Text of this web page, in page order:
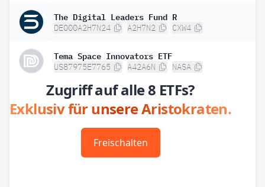
The Digital Leaders Fund R
DE000A2H7N24 A2H7N2 CXW4
Tema Space Innovators ETF
US87975E7765 A42A6N NASA
Zugriff auf alle 8 ETFs?
Exklusiv für unsere Aristokraten.
Freischalten